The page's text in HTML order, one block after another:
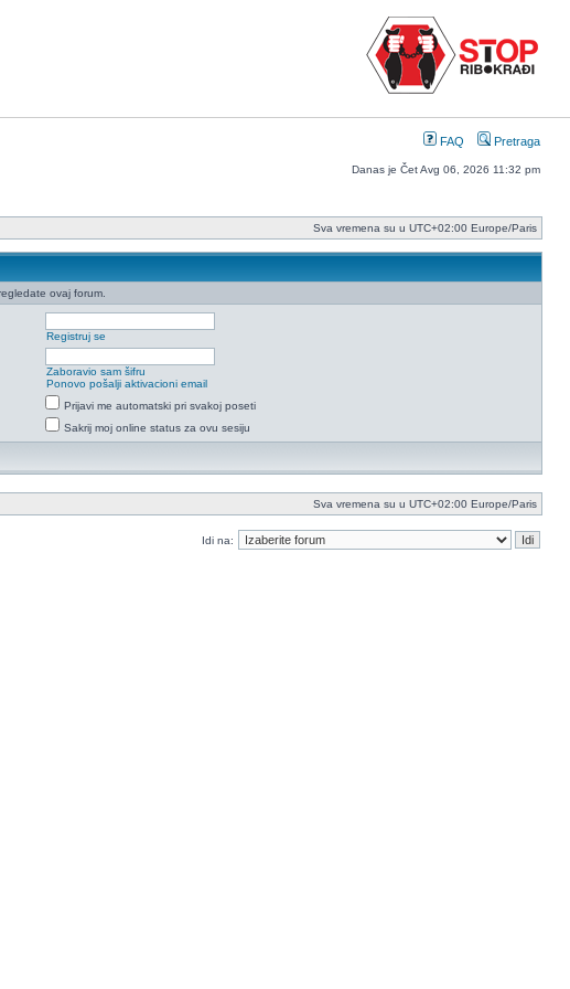
FAQ Pretraga
Danas je Čet Avg 06, 2026 11:32 pm
Sva vremena su u UTC+02:00 Europe/Paris
ovaj forum.
Registruj se
Zaboravio sam šifru
Ponovo pošalji aktivacioni email
Prijavi me automatski pri svakoj poseti
Sakrij moj online status za ovu sesiju
Sva vremena su u UTC+02:00 Europe/Paris
Idi na: